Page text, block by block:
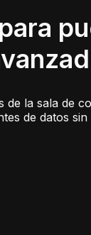
de la sala de
de datos